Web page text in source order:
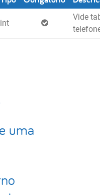
int
Vide
uma